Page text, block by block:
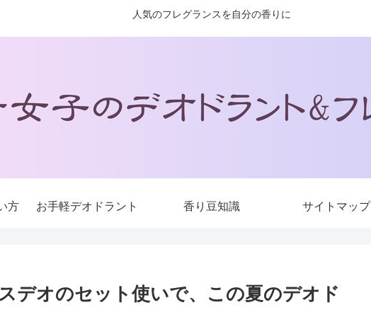
人気のフレグランスを自分の香りに
方 お手軽デオドラント 香り豆知識 サイトマップ
デオのセット使いで、この夏のデオド